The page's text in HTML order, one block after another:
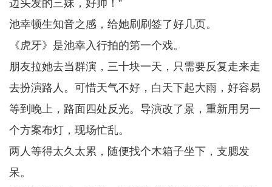
边头发的三妹，好帅！”
池幸顿生知音之感，给她刷刷签了好几页。
《虎牙》是池幸入行拍的第一个戏。
朋友拉她去当群演，三十块一天，只需要反复走来走
去扮演路人。可惜天气不好，白天下起大雨，好容易
等到晚上，路面四处反光。导演改了景，重新用另一
个方案布灯，现场忙乱。
两人等得太久太累，随便找个木箱子坐下，支腮发
呆。